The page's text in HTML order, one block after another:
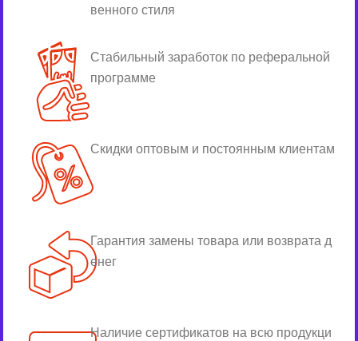
венного стиля
Стабильный заработок по реферальной
программе
Скидки оптовым и постоянным клиентам
Гарантия замены товара или возврата д
енег
Наличие сертификатов на всю продукци